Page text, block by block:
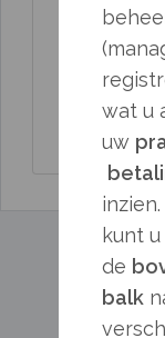
wat u
uw
kunt
de
balk